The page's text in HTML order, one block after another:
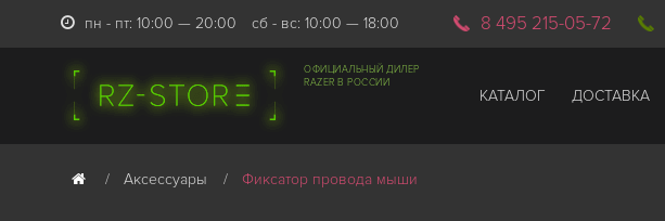
пн - пт: 10:00 — 20:00 сб - вс: 10:00 — 18:00 8 495 215-05-72
ОФИЦИАЛЬНЫЙ ДИЛЕР
RAZER В РОССИИ
КАТАЛОГ ДОСТАВКА
Аксессуары Фиксатор провода мыши